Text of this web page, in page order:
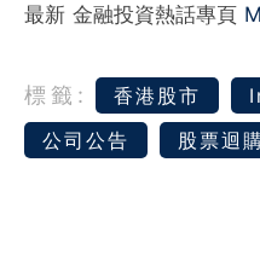
最新 金融投資熱話專頁
標籤: 香港股市
公司公告
股票迴